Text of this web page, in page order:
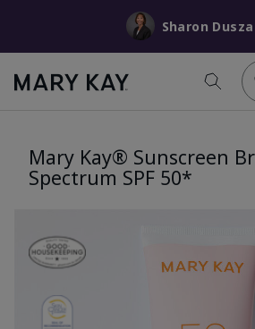
Sharon Dusza
Mary Kay® Sunscreen
Spectrum SPF 50*